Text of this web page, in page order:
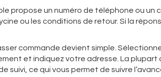
propose un numéro de téléphone ou un
ou les conditions de retour. Si la
commande devient simple.
et indiquez votre adresse. La plupart
suivi, ce qui vous permet de suivre